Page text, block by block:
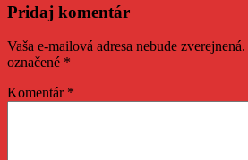
Pridaj komentár
Vaša e-mailová adresa nebude zverejnená.
označené *
Komentár *